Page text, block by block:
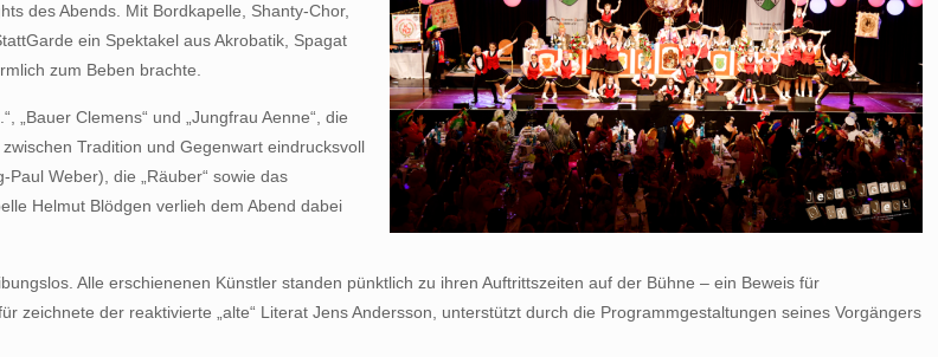
des Abends. Mit Bordkapelle, Shanty-Chor,
ein Spektakel aus Akrobatik, Spagat
zum Beben brachte.
„Bauer Clemens“ und „Jungfrau Aenne“, die
Tradition und Gegenwart eindrucksvoll
Weber), die „Räuber“ sowie das
Helmut Blödgen verlieh dem Abend dabei
Alle erschienenen Künstler standen pünktlich zu ihren Auftrittszeiten auf der Bühne – ein Beweis für
zeichnete der reaktivierte „alte“ Literat Jens Andersson, unterstützt durch die Programmgestaltungen seines Vorgängers